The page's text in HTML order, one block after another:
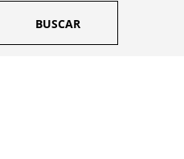
BUSCAR